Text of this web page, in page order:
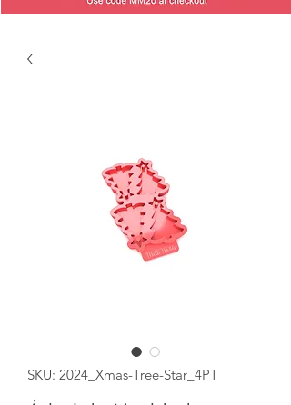
SKU: 2024_Xmas-Tree-Star_4PT